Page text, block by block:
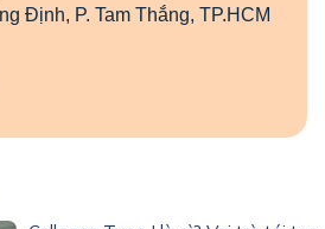
Định, P. Tam Thắng, TP.HCM